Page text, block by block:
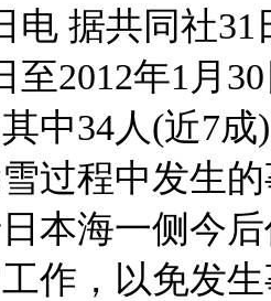
电 据共同社
至2012年1月
中34人(近7
过程中发生
本海一侧今
作，以免发